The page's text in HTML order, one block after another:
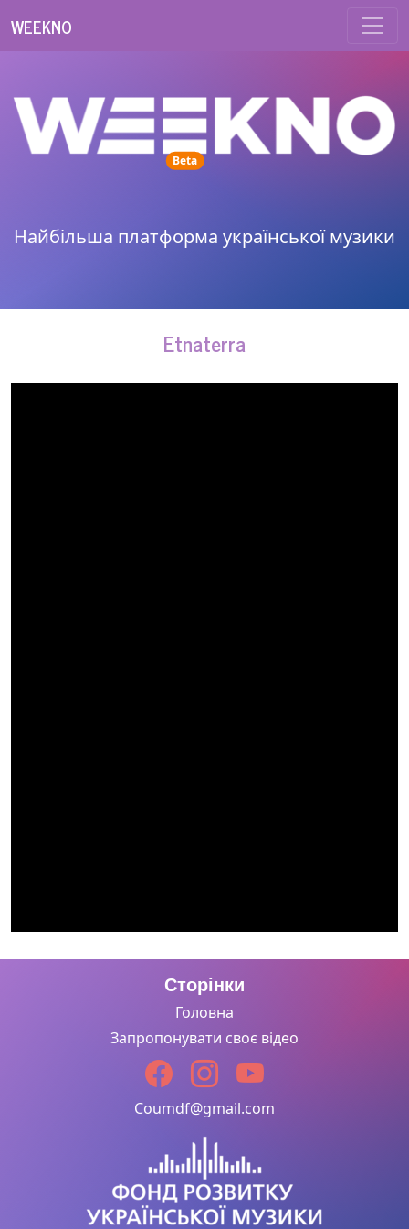
WEEKNO
Betaunread messages
Найбільша платформа української музики
Etnaterra
Сторінки
Головна
Запропонувати своє відео
Coumdf@gmail.com